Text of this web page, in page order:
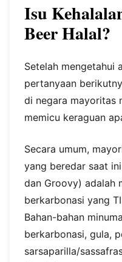
Isu
Beer Halal?
Setelah mengetahui
pertanyaan
di negara mayoritas
memicu keraguan
Secara umum,
yang beredar saat
dan Groovy) adalah
berkarbonasi yang
Bahan-bahan
berkarbonasi, gula,
sarsaparilla/